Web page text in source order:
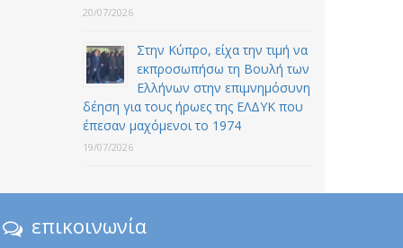
20/07/2026
Στην Κύπρο, είχα την τιμή να
εκπροσωπήσω τη Βουλή των
Ελλήνων στην επιμνημόσυνη
δέηση για τους ήρωες της ΕΛΔΥΚ που
έπεσαν μαχόμενοι το 1974
19/07/2026
επικοινωνία